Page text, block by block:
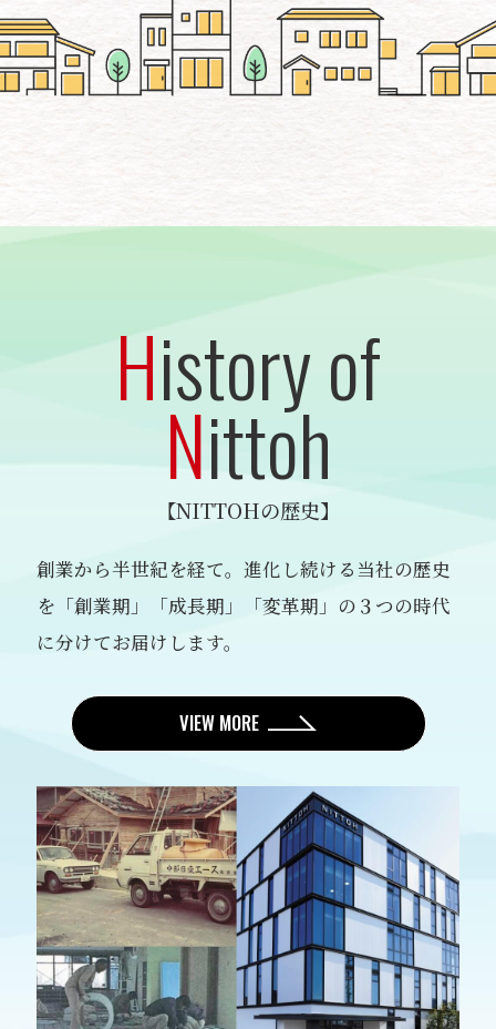
History of
Nittoh
【NITTOHの歴史】
創業から半世紀を経て。進化し続ける当社の歴史
を 「創業期」「成長期」「変革期」の３つの時代
に分けてお届けします。
VIEW MORE